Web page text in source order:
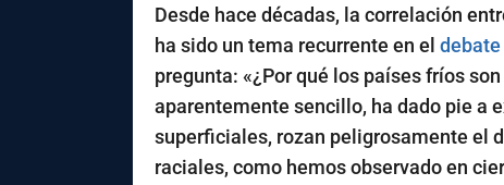
Desde hace décadas, la correlación
ha sido un tema recurrente en el debate
pregunta: «¿Por qué los países fríos
aparentemente sencillo, ha dado pie a
superficiales, rozan peligrosamente el
raciales, como hemos observado en